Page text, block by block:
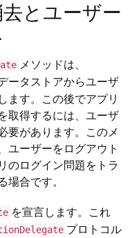
とユーザー
メソッドは、
ータストアからユーザ
ます。この後でアプリ
取得するには、ユーザ
要があります。このメ
ユーザーをログアウト
のログイン問題をトラ
場合です。
を宣言します。これ
プロトコル